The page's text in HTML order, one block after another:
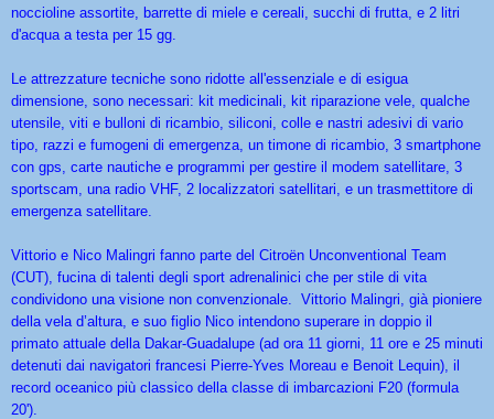
noccioline assortite, barrette di miele e cereali, succhi di frutta, e 2 litri
d'acqua a testa per 15 gg.
Le attrezzature tecniche sono ridotte all'essenziale e di esigua
dimensione, sono necessari: kit medicinali, kit riparazione vele, qualche
utensile, viti e bulloni di ricambio, siliconi, colle e nastri adesivi di vario
tipo, razzi e fumogeni di emergenza, un timone di ricambio, 3 smartphone
con gps, carte nautiche e programmi per gestire il modem satellitare, 3
sportscam, una radio VHF, 2 localizzatori satellitari, e un trasmettitore di
emergenza satellitare.
Vittorio e Nico Malingri fanno parte del Citroën Unconventional Team
(CUT), fucina di talenti degli sport adrenalinici che per stile di vita
condividono una visione non convenzionale. Vittorio Malingri, già pioniere
della vela d’altura, e suo figlio Nico intendono superare in doppio il
primato attuale della Dakar-Guadalupe (ad ora 11 giorni, 11 ore e 25 minuti
detenuti dai navigatori francesi Pierre-Yves Moreau e Benoit Lequin), il
record oceanico più classico della classe di imbarcazioni F20 (formula
20').